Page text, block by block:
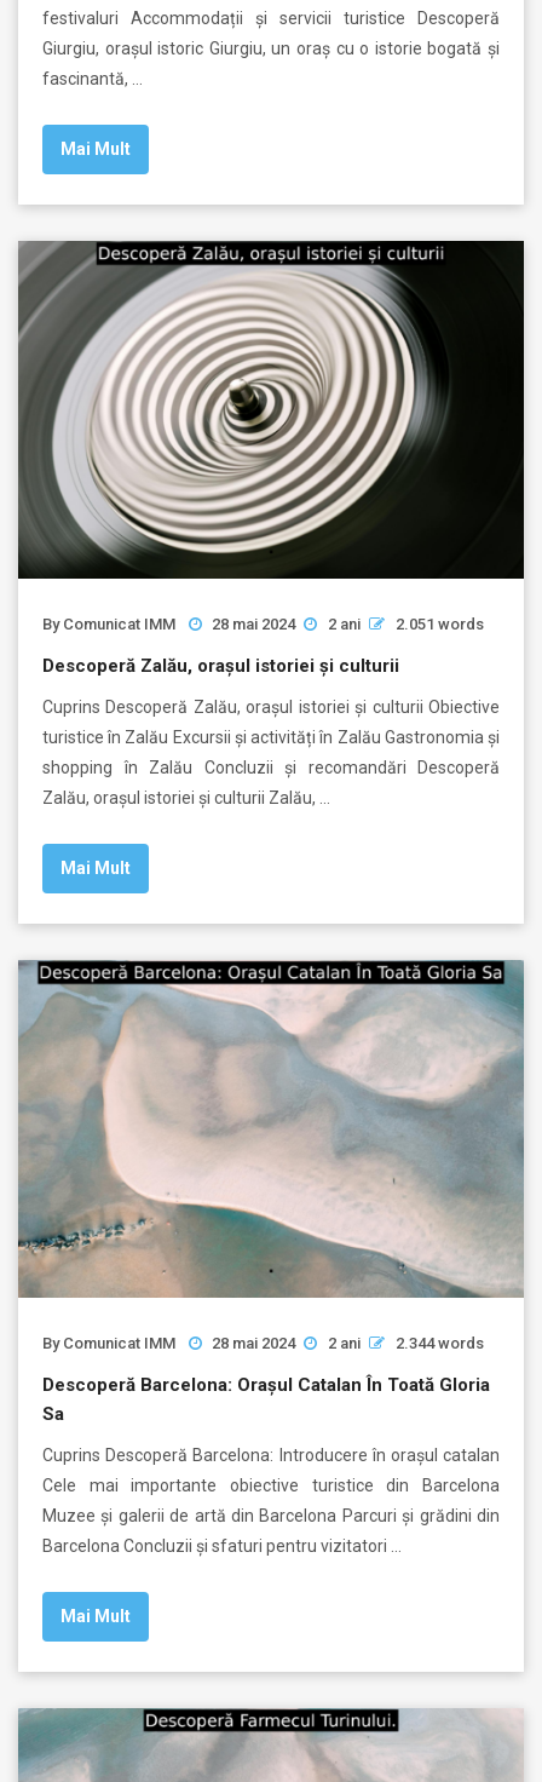
festivaluri Accommodații și servicii turistice Descoperă
Giurgiu, orașul istoric Giurgiu, un oraș cu o istorie bogată și
fascinantă, …
Mai Mult
By Comunicat IMM 28 mai 2024 2 ani 2.051 words
Descoperă Zalău, orașul istoriei și culturii
Cuprins Descoperă Zalău, orașul istoriei și culturii Obiective
turistice în Zalău Excursii și activități în Zalău Gastronomia și
shopping în Zalău Concluzii și recomandări Descoperă
Zalău, orașul istoriei și culturii Zalău, …
Mai Mult
By Comunicat IMM 28 mai 2024 2 ani 2.344 words
Descoperă Barcelona: Orașul Catalan În Toată Gloria
Sa
Cuprins Descoperă Barcelona: Introducere în orașul catalan
Cele mai importante obiective turistice din Barcelona
Muzee și galerii de artă din Barcelona Parcuri și grădini din
Barcelona Concluzii și sfaturi pentru vizitatori …
Mai Mult